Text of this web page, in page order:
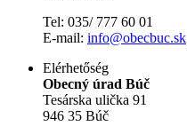
Tel: 035/ 777 60 01
E-mail: info@obecbuc.sk
Elérhetőség
Obecný úrad Búč
Tesárska ulička 91
946 35 Búč